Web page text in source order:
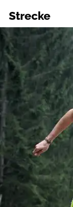
Strecke